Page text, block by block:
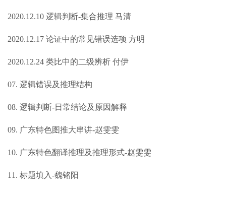
2020.12.10 逻辑判断-集合推理 马清
2020.12.17 论证中的常见错误选项 方明
2020.12.24 类比中的二级辨析 付伊
07. 逻辑错误及推理结构
08. 逻辑判断-日常结论及原因解释
09. 广东特色图推大串讲-赵雯雯
10. 广东特色翻译推理及推理形式-赵雯雯
11. 标题填入-魏铭阳